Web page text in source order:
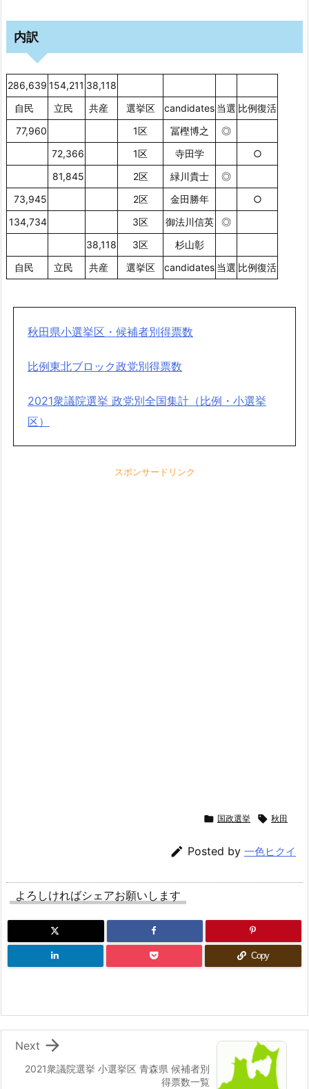
内訳
286,639 154,211 38,118
自民
立民 共産 選挙区 candidates 当選 比例復活
77,960
1区 冨樫博之
◎
72,366
1区 寺田学
○
81,845
2区 緑川貴士
◎
73,945
2区 金田勝年
○
134,734
3区 御法川信英
◎
38,118
3区
杉山彰
自民
立民 共産 選挙区 candidates 当選 比例復活
秋田県小選挙区・候補者別得票数
比例東北ブロック政党別得票数
2021衆議院選挙 政党別全国集計（比例・小選挙
区）
スポンサードリンク
 国政選挙  秋田
 Posted by 一色ヒクイ
よろしければシェアお願いします
Copy
2021衆議院選挙 小選挙区 青森県 候補者別
得票数一覧

Next